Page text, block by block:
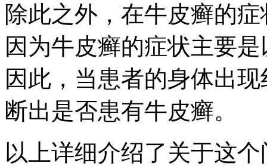
除此之外，在牛皮癣的
因为牛皮癣的症状主要
因此，当患者的身体出
断出是否患有牛皮癣。
以上详细介绍了关于这